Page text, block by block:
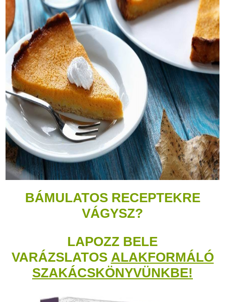
BÁMULATOS RECEPTEKRE
VÁGYSZ?
LAPOZZ BELE
VARÁZSLATOS ALAKFORMÁLÓ
SZAKÁCSKÖNYVÜNKBE!